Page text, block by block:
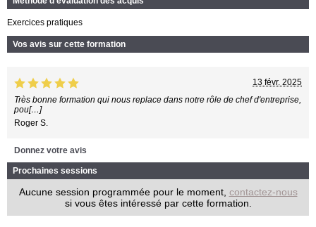
Exercices pratiques
Vos avis sur cette formation
13 févr. 2025
Très bonne formation qui nous replace dans notre rôle de chef d'entreprise,
pou[…]
Roger S.
Donnez votre avis
Prochaines sessions
Aucune session programmée pour le moment, contactez-nous
si vous êtes intéressé par cette formation.